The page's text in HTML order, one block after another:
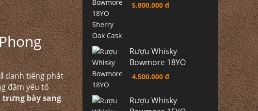
danh tiếng phát
đậm yếu tố
bày sang
5.800.000 đ
Rượu Whisky
Bowmore 18YO
4.500.000 đ
Rượu Whisky